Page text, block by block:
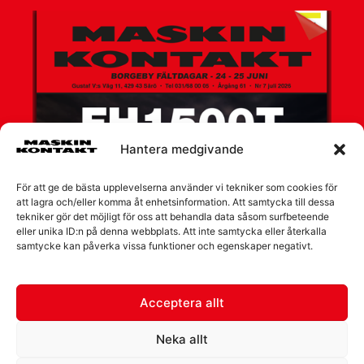
Hantera medgivande
För att ge de bästa upplevelserna använder vi tekniker som cookies för
att lagra och/eller komma åt enhetsinformation. Att samtycka till dessa
tekniker gör det möjligt för oss att behandla data såsom surfbeteende
eller unika ID:n på denna webbplats. Att inte samtycka eller återkalla
samtycke kan påverka vissa funktioner och egenskaper negativt.
Acceptera allt
Neka allt